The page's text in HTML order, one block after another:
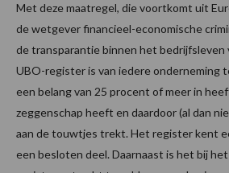
Met deze maatregel, die voortkomt uit
de wetgever financieel-economische
de transparantie binnen het bedrijfsleven
UBO-register is van iedere onderneming
een belang van 25 procent of meer in
zeggenschap heeft en daardoor (al dan
aan de touwtjes trekt. Het register kent
een besloten deel. Daarnaast is het bij